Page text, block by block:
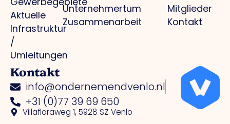
Aktuelle
Infrastruktur
/
Umleitungen
Unternehmertum
Zusammenarbeit
Mitglieder
Kontakt
Kontakt
info@ondernemendvenlo.nl
+31 (0)77 39 69 650
Villafloraweg 1, 5928 SZ Venlo